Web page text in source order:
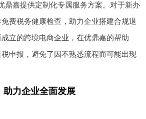
鼎嘉提供定制化专属服务方案。对于新办
费税务健康检查，助力企业搭建合规退
立的跨境电商企业，在优鼎嘉的帮助
申报，避免了因不熟悉流程而可能出现
助力企业全面发展